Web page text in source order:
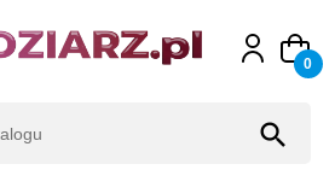
search
0